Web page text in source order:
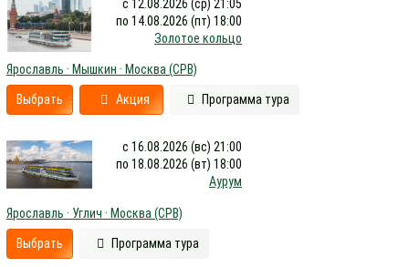
с 12.08.2026 (ср) 21:05
по 14.08.2026 (пт) 18:00
Золотое кольцо
Ярославль · Мышкин · Москва (СРВ)
Выбрать Акция Программа тура
с 16.08.2026 (вс) 21:00
по 18.08.2026 (вт) 18:00
Аурум
Ярославль · Углич · Москва (СРВ)
Выбрать Программа тура